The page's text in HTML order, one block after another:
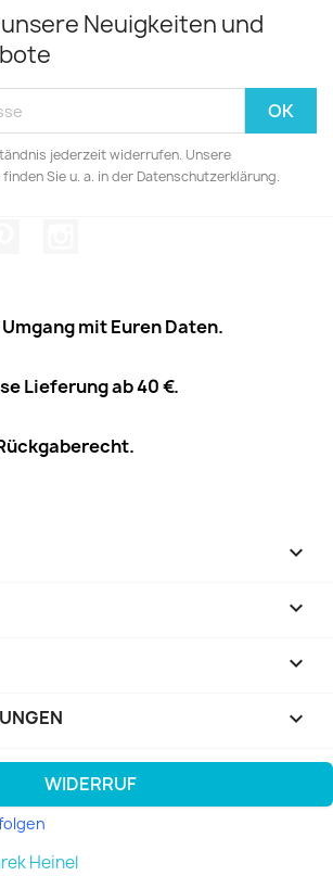
Neuigkeiten und
jederzeit widerrufen. Unsere
Sie u. a. in der Datenschutzerklärung.
mit Euren Daten.
Lieferung ab 40 €.



keyboard_arrow_down
WIDERRUF
Heinel